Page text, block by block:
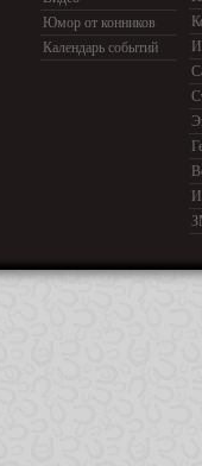
Юмор от конников
Календарь событий